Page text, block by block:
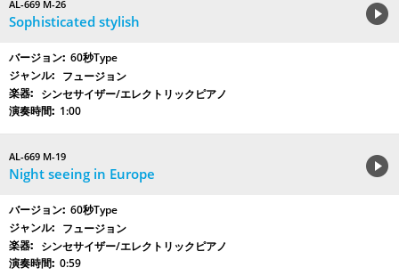
AL-669 M-26
Sophisticated stylish
60秒Type
フュージョン
シンセサイザー/エレクトリックピアノ
1:00
AL-669 M-19
Night seeing in Europe
60秒Type
フュージョン
シンセサイザー/エレクトリックピアノ
0:59